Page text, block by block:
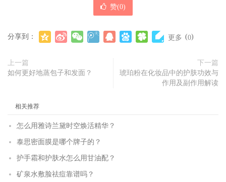
赞(0)
分享到： 更多 (0)
上一篇
如何更好地蒸包子和发面？
下一篇
琥珀粉在化妆品中的护肤功效与
作用及副作用解读
相关推荐
怎么用雅诗兰黛时空焕活精华？
泰思密面膜是哪个牌子的？
护手霜和护肤水怎么用甘油配？
矿泉水敷脸祛痘靠谱吗？